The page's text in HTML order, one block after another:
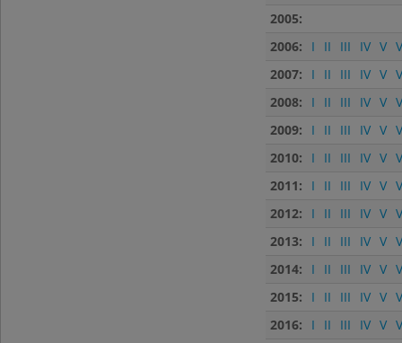
2005:
2006:
I II III IV V
2007:
I II III IV V
2008:
I II III IV V
2009:
I II III IV V
2010:
I II III IV V
2011:
I II III IV V
2012:
I II III IV V
2013:
I II III IV V
2014:
I II III IV V
2015:
I II III IV V
2016:
I II III IV V